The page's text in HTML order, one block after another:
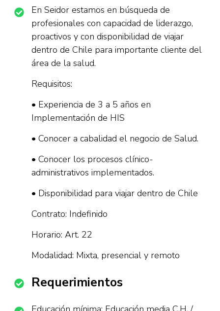
En Seidor estamos en búsqueda de
profesionales con capacidad de liderazgo,
proactivos y con disponibilidad de viajar
dentro de Chile para importante cliente del
área de la salud.
Requisitos:
• Experiencia de 3 a 5 años en
Implementación de HIS
• Conocer a cabalidad el negocio de Salud.
• Conocer los procesos clínico-
administrativos implementados.
• Disponibilidad para viajar dentro de Chile
Contrato: Indefinido
Horario: Art. 22
Modalidad: Mixta, presencial y remoto
Requerimientos